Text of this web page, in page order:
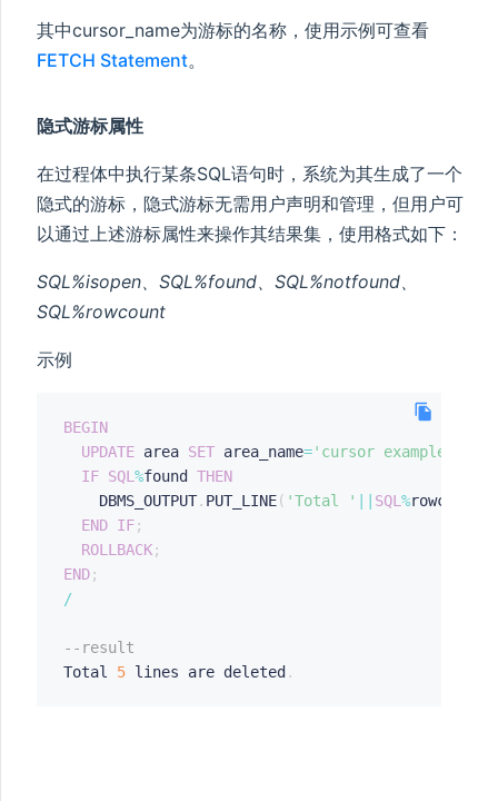
其中cursor_name为游标的名称，使用示例可查看
FETCH Statement。
隐式游标属性
在过程体中执行某条SQL语句时，系统为其生成了一个
隐式的游标，隐式游标无需用户声明和管理，但用户可
以通过上述游标属性来操作其结果集，使用格式如下：
SQL%isopen、SQL%found、SQL%notfound、
SQL%rowcount
示例
BEGIN
UPDATE area SET area_name='cursor example'
IF SQL%found THEN
    DBMS_OUTPUT
. PUT_LINE( 'Total ' SQL%rowcount
END IF;
ROLLBACK;
END;
/
--result
Total 5 lines are deleted .